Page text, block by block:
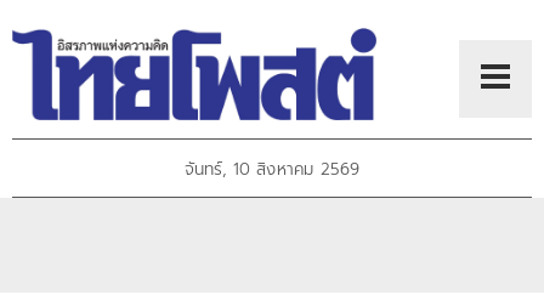
จันทร์, 10 สิงหาคม 2569